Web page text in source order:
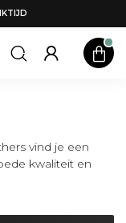
vind je een
kwaliteit en